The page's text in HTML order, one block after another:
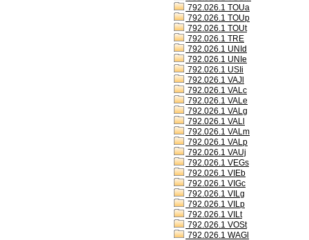
792.026.1 TOUa
792.026.1 TOUp
792.026.1 TOUt
792.026.1 TRE
792.026.1 UNId
792.026.1 UNIe
792.026.1 USIi
792.026.1 VAJl
792.026.1 VALc
792.026.1 VALe
792.026.1 VALg
792.026.1 VALl
792.026.1 VALm
792.026.1 VALp
792.026.1 VAUj
792.026.1 VEGs
792.026.1 VIEb
792.026.1 VIGc
792.026.1 VILg
792.026.1 VILp
792.026.1 VILt
792.026.1 VOSt
792.026.1 WAGl